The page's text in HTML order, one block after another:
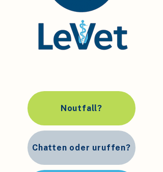
Noutfall?
Chatten oder uruffen?